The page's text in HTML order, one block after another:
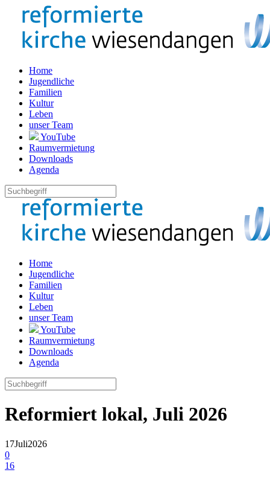
Home
Jugendliche
Familien
Kultur
Leben
unser Team
YouTube
Raumvermietung
Downloads
Agenda
Home
Jugendliche
Familien
Kultur
Leben
unser Team
YouTube
Raumvermietung
Downloads
Agenda
Reformiert lokal, Juli 2026
17Juli2026
0
16